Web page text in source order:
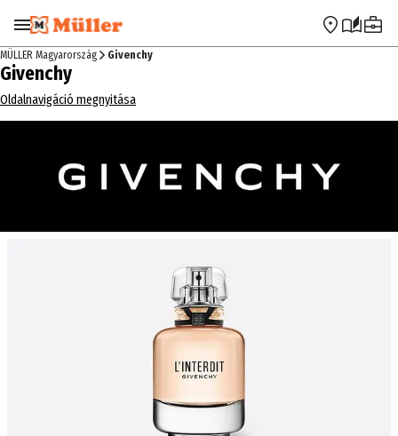
Ugrás a navigációra Ugrás a fő tartalomra
MÜLLER Magyarország Givenchy
Givenchy
Oldalnavigáció megnyitása